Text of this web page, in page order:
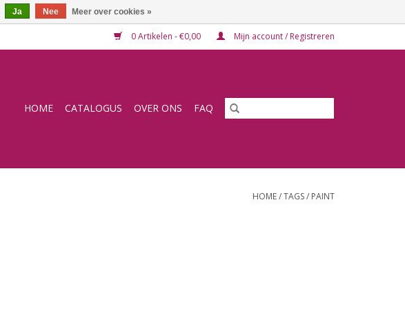
0 Artikelen - €0,00 Mijn account / Registreren
HOME CATALOGUS OVER ONS FAQ
HOME/TAGS/ PAINT
Ja Nee Meer over cookies »